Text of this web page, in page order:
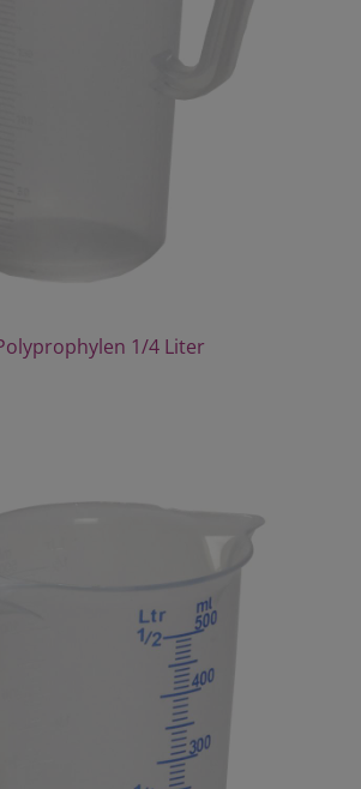
1/4 Liter